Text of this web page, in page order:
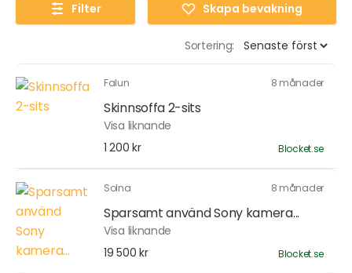
Filter Skapa bevakning
Sortering:
Falun 8 månader
Skinnsoffa 2-sits
Visa liknande
1 200 kr
Blocket.se
Solna 8 månader
Sparsamt använd Sony kamera...
Visa liknande
19 500 kr
Blocket.se